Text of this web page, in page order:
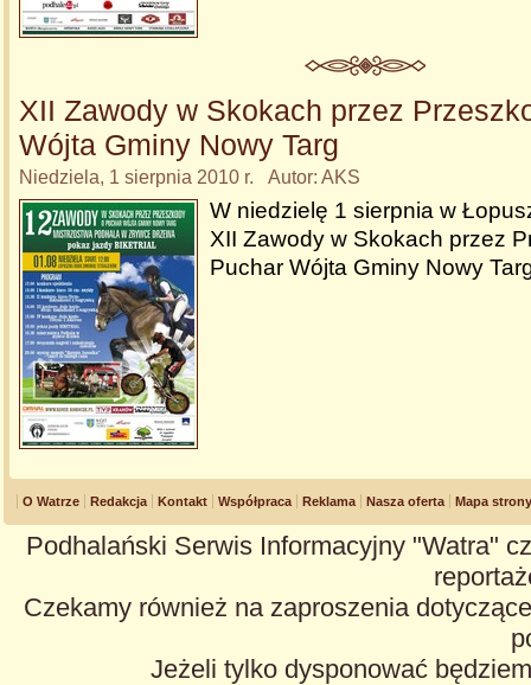
XII Zawody w Skokach przez
Wójta Gminy Nowy Targ
Niedziela, 1 sierpnia 2010 r. Autor: AKS
W niedzielę 1 sierpnia w
XII Zawody w Skokach przez
Puchar Wójta Gminy Nowy
O Watrze Redakcja Kontakt Współpraca Reklama Nasza oferta Mapa strony
Podhalański Serwis Informacyjny "Watra"
Czekamy również na zaproszenia
Jeżeli tylko dysponować